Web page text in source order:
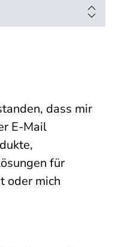
dass mir
E-Mail
für
oder mich